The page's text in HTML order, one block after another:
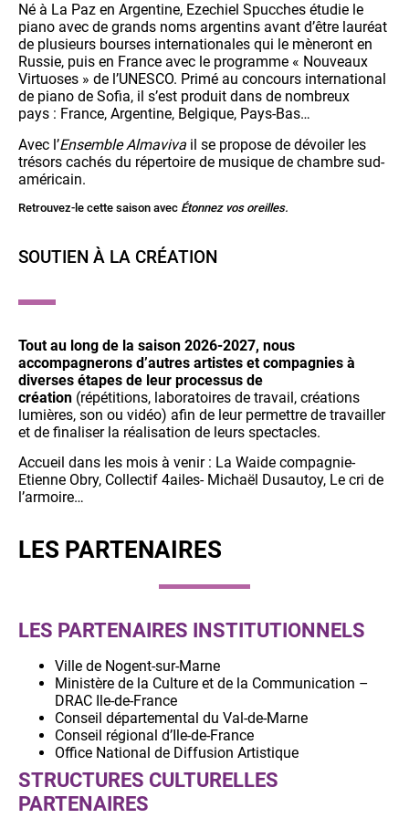
Né à La Paz en Argentine, Ezechiel Spucches étudie le
piano avec de grands noms argentins avant d’être lauréat
de plusieurs bourses internationales qui le mèneront en
Russie, puis en France avec le programme « Nouveaux
Virtuoses » de l’UNESCO. Primé au concours international
de piano de Sofia, il s’est produit dans de nombreux
pays : France, Argentine, Belgique, Pays-Bas…
Avec l’Ensemble Almaviva il se propose de dévoiler les
trésors cachés du répertoire de musique de chambre sud-
américain.
Retrouvez-le cette saison avec Étonnez vos oreilles.
SOUTIEN À LA CRÉATION
Tout au long de la saison 2026-2027, nous
accompagnerons d’autres artistes et compagnies à
diverses étapes de leur processus de
création (répétitions, laboratoires de travail, créations
lumières, son ou vidéo) afin de leur permettre de travailler
et de finaliser la réalisation de leurs spectacles.
Accueil dans les mois à venir : La Waide compagnie-
Etienne Obry, Collectif 4ailes- Michaël Dusautoy, Le cri de
l’armoire…
LES PARTENAIRES
LES PARTENAIRES INSTITUTIONNELS
Ville de Nogent-sur-Marne
Ministère de la Culture et de la Communication –
DRAC Ile-de-France
Conseil départemental du Val-de-Marne
Conseil régional d’Ile-de-France
Office National de Diffusion Artistique
STRUCTURES CULTURELLES
PARTENAIRES